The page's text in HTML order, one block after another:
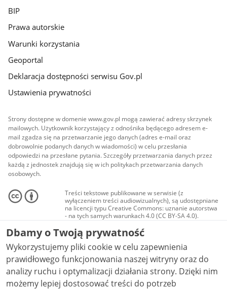
BIP
Prawa autorskie
Warunki korzystania
Geoportal
Deklaracja dostępności serwisu Gov.pl
Ustawienia prywatności
Strony dostępne w domenie www.gov.pl mogą zawierać adresy skrzynek
mailowych. Użytkownik korzystający z odnośnika będącego adresem e-
mail zgadza się na przetwarzanie jego danych (adres e-mail oraz
dobrowolnie podanych danych w wiadomości) w celu przesłania
odpowiedzi na przesłane pytania. Szczegóły przetwarzania danych przez
każdą z jednostek znajdują się w ich politykach przetwarzania danych
osobowych.
Treści tekstowe publikowane w serwisie (z
wyłączeniem treści audiowizualnych), są udostępniane
na licencji typu Creative Commons: uznanie autorstwa
- na tych samych warunkach 4.0 (CC BY-SA 4.0).
Materiały audiowizualne, w tym zdjęcia, materiały
audio i wideo, są udostępniane na licencji typu
Creative Commons: uznanie autorstwa użycie
niekomercyjne - bez utworów zależnych 4.0 (CC BY-
NC-ND 4.0), o ile nie jest to stwierdzone inaczej.
Dbamy o Twoją prywatność
Wykorzystujemy pliki cookie w celu zapewnienia
prawidłowego funkcjonowania naszej witryny oraz do
analizy ruchu i optymalizacji działania strony. Dzięki nim
możemy lepiej dostosować treści do potrzeb